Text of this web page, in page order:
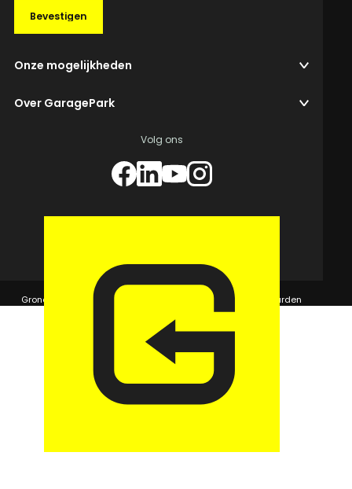
Bevestigen
Onze mogelijkheden
Over GaragePark
Volg ons
© 2026 GaragePark.
Grondposities
365Beheer & GaragePark Algemene voorwaarden